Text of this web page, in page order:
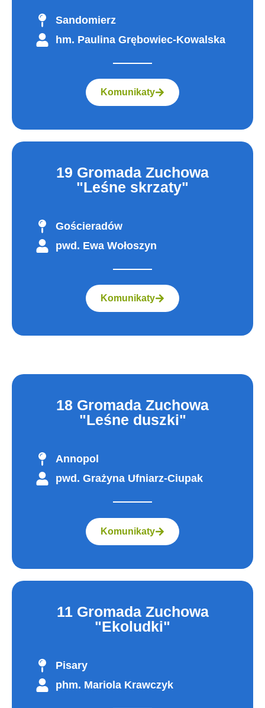
Sandomierz
hm. Paulina Grębowiec-Kowalska
Komunikaty
19 Gromada Zuchowa
"Leśne skrzaty"
Gościeradów
pwd. Ewa Wołoszyn
Komunikaty
18 Gromada Zuchowa
"Leśne duszki"
Annopol
pwd. Grażyna Ufniarz-Ciupak
Komunikaty
11 Gromada Zuchowa
"Ekoludki"
Pisary
phm. Mariola Krawczyk